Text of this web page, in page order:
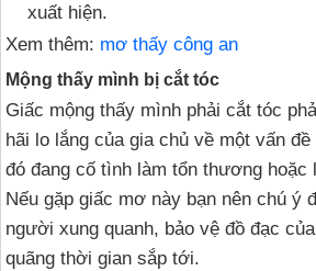
xuất hiện.
Xem thêm: mơ thấy công an
Mộng thấy mình bị cắt tóc
Giấc mộng thấy mình phải cắt tóc
hãi lo lắng của gia chủ về một vấn
đó đang cố tình làm tổn thương hoặc
Nếu gặp giấc mơ này bạn nên chú ý
người xung quanh, bảo vệ đồ đạc
quãng thời gian sắp tới.